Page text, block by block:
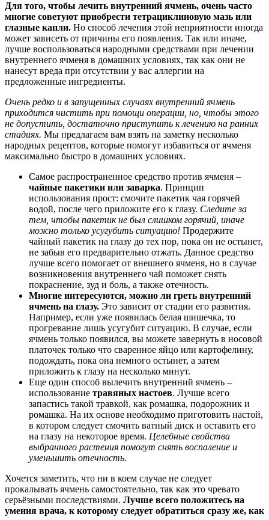
Для того, чтобы лечить внутренний ячмень, очень часто
многие советуют приобрести тетрациклиновую мазь или
глазные капли. Но способ лечения этой неприятности иногда
может зависеть от причины его появления. Так или иначе,
лучше воспользоваться народными средствами при лечении
внутреннего ячменя в домашних условиях, так как они не
нанесут вреда при отсутствии у вас аллергии на
предложенные ингредиенты.
Очень редко и в запущенных случаях внутренний ячмень
приходится чистить при помощи операции, но, чтобы этого
не допустить, достаточно приступить к лечению на ранних
стадиях. Мы предлагаем вам взять на заметку несколько
народных рецептов, которые помогут избавиться от ячменя
максимально быстро в домашних условиях.
Самое распространенное средство против ячменя –
чайные пакетики или заварка. Принцип
использования прост: смочите пакетик чая горячей
водой, после чего приложите его к глазу. Следите за
тем, чтобы пакетик не был слишком горячий, иначе
можно только усугубить ситуацию! Продержите
чайный пакетик на глазу до тех пор, пока он не остынет,
не забыв его предварительно отжать. Данное средство
лучше всего помогает от внешнего ячменя, но в случае
возникновения внутреннего чай поможет снять
покраснение, зуд и боль, а также отечность.
Многие интересуются, можно ли греть внутренний
ячмень на глазу. Это зависит от стадии его развития.
Например, если уже появилась белая шишечка, то
прогревание лишь усугубит ситуацию. В случае, если
ячмень только появился, вы можете завернуть в носовой
платочек только что сваренное яйцо или картофелину,
подождать, пока она немного остынет, а затем
приложить к глазу на несколько минут.
Еще один способ вылечить внутренний ячмень –
использование травяных настоев. Лучше всего
запастись такой травкой, как ромашка, подорожник и
ромашка. На их основе необходимо приготовить настой,
в котором следует смочить ватный диск и оставить его
на глазу на некоторое время. Целебные свойства
выбранного растения помогут снять воспаление и
уменьшить отечность.
Хочется заметить, что ни в коем случае не следует
прокалывать ячмень самостоятельно, так как это чревато
серьёзными последствиями. Лучше всего положитесь на
умения врача, к которому следует обратиться сразу же, как